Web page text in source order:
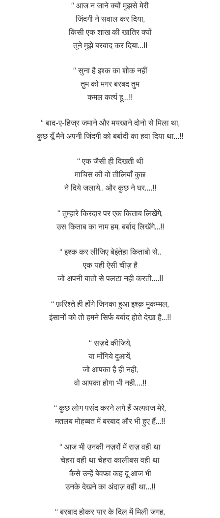
“ आज न जाने क्यों मुझसे मेरी
जिंदगी ने सवाल कर दिया,
किसी एक शाख की खातिर क्यों
तूने मुझे बरबाद कर दिया…!!
“ सुना है इश्क का शोक नहीं
तुम को मगर बरबद तुम
कमल कर्त्य हू…!!
“ बाद-ए-हिज्र जमाने और मयखाने दोनो से मिला था,
कुछ यूँ मैने अपनी जिंदगी को बर्बादी का हवा दिया था…!!
“ एक जैसी ही दिखती थी
माचिस की वो तीलियाँ कुछ
ने दिये जलाये.. और कुछ ने घर….!!
“ तुम्हारे किरदार पर एक किताब लिखेंगे,
उस किताब का नाम हम, बर्बाद लिखेंगे…!!
“ इश्क कर लीजिए बेइंतेहा किताबो से..
एक यही ऐसी चीज़ है
जो अपनी बातों से पलटा नही करती….!!
“ फ़रिश्ते ही होंगे जिनका हुआ इश्क़ मुकम्मल,
इंसानों को तो हमने सिर्फ बर्बाद होते देखा है…!!
“ सज़दे कीजिये,
या माँगिये दुआयें,
जो आपका है ही नही,
वो आपका होगा भी नही….!!
“ कुछ लोग पसंद करने लगे हैं अल्फाज मेरे,
मतलब मोहब्बत में बरबाद और भी हुए हैं…!!
“ आज भी उनकी नज़रों में राज़ वही था
चेहरा वही था चेहरा कालीबस वही था
कैसे उन्हें बेवफा कह दू आज भी
उनके देखने का अंदाज़ वही था…!!
“ बरबाद होकर यार के दिल में मिली जगह,